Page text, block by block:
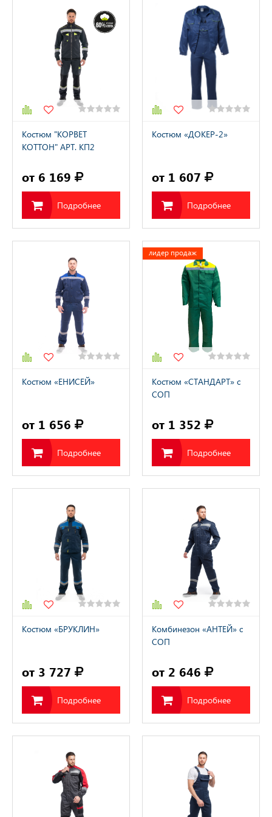
Костюм "КОРВЕТ
КОТТОН" АРТ. КП2
от 6 169
Подробнее
Костюм «ДОКЕР-2»
от 1 607
Подробнее
Костюм «ЕНИСЕЙ»
от 1 656
Подробнее
лидер продаж
Костюм «СТАНДАРТ» с
СОП
от 1 352
Подробнее
Костюм «БРУКЛИН»
от 3 727
Подробнее
Комбинезон «АНТЕЙ» с
СОП
от 2 646
Подробнее